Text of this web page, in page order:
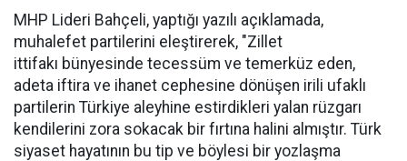
MHP Lideri Bahçeli, yaptığı yazılı açıklamada,
muhalefet partilerini eleştirerek, "Zillet
ittifakı bünyesinde tecessüm ve temerküz eden,
adeta iftira ve ihanet cephesine dönüşen irili ufaklı
partilerin Türkiye aleyhine estirdikleri yalan rüzgarı
kendilerini zora sokacak bir fırtına halini almıştır. Türk
siyaset hayatının bu tip ve böylesi bir yozlaşma